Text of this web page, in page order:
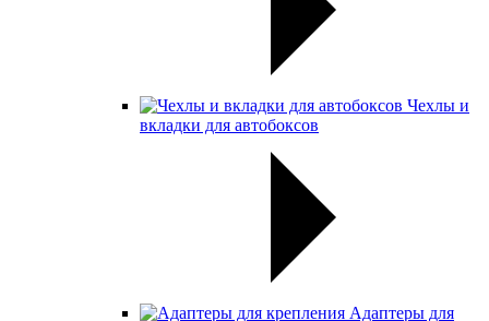
Чехлы и
вкладки для автобоксов
Адаптеры для